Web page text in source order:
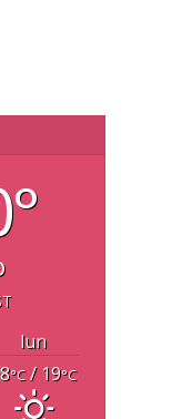
lun
°C/ 19°C